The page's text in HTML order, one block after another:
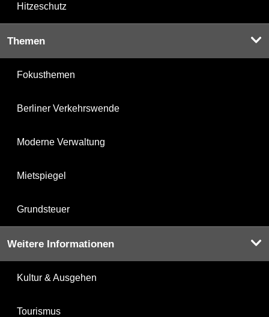
Hitzeschutz
Themen
Fokusthemen
Berliner Verkehrswende
Moderne Verwaltung
Mietspiegel
Grundsteuer
Weitere Informationen
Kultur & Ausgehen
Tourismus